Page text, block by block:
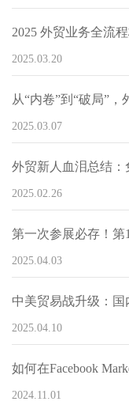
2025.03.20
2025.03.07
2025.02.26
2025.04.03
2025.04.10
如何在Facebook
2024.11.01